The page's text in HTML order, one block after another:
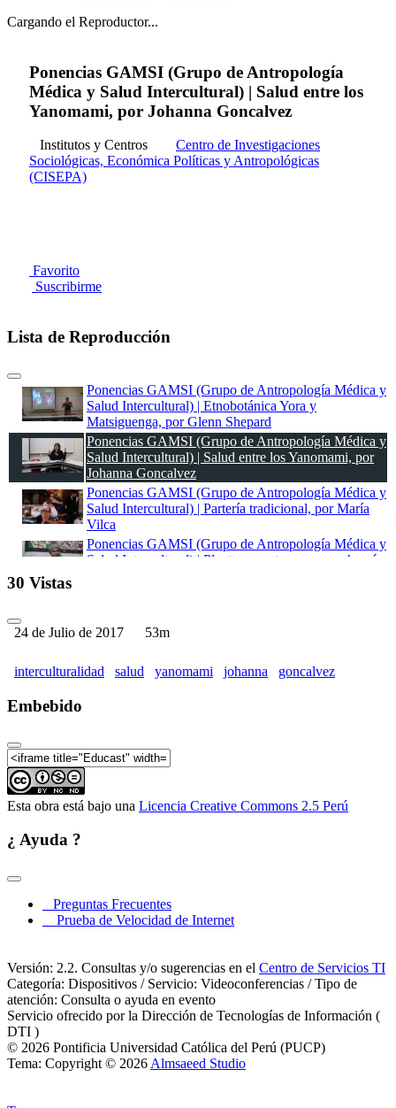
Cargando el Reproductor...
Ponencias GAMSI (Grupo de Antropología
Médica y Salud Intercultural) | Salud entre los
Yanomami, por Johanna Goncalvez
Institutos y Centros
Centro de Investigaciones
Sociológicas, Económica Políticas y Antropológicas
(CISEPA)
Favorito
Suscribirme
Lista de Reproducción
Ponencias GAMSI (Grupo de Antropología Médica y
Salud Intercultural) | Etnobotánica Yora y
Matsiguenga, por Glenn Shepard
Ponencias GAMSI (Grupo de Antropología Médica y
Salud Intercultural) | Salud entre los Yanomami, por
Johanna Goncalvez
Ponencias GAMSI (Grupo de Antropología Médica y
Salud Intercultural) | Partería tradicional, por María
Vilca
Ponencias GAMSI (Grupo de Antropología Médica y
Salud Intercultural) | Plantas maestras, por un chamán
30 Vistas
24 de Julio de 2017 53m
interculturalidad salud yanomami johanna goncalvez
Embebido
Esta obra está bajo una Licencia Creative Commons 2.5 Perú
¿ Ayuda ?
Preguntas Frecuentes
Prueba de Velocidad de Internet
Versión: 2.2. Consultas y/o sugerencias en el Centro de Servicios TI
Categoría: Dispositivos / Servicio: Videoconferencias / Tipo de
atención: Consulta o ayuda en evento
Servicio ofrecido por la Dirección de Tecnologías de Información (
DTI )
© 2026 Pontificia Universidad Católica del Perú (PUCP)
Tema: Copyright © 2026 Almsaeed Studio